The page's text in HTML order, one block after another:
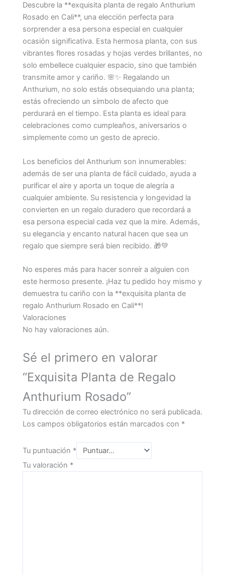
Descubre la **exquisita planta de regalo Anthurium
Rosado en Cali**, una elección perfecta para
sorprender a esa persona especial en cualquier
ocasión significativa. Esta hermosa planta, con sus
vibrantes flores rosadas y hojas verdes brillantes, no
solo embellece cualquier espacio, sino que también
transmite amor y cariño. 🌸✨ Regalando un
Anthurium, no solo estás obsequiando una planta;
estás ofreciendo un símbolo de afecto que
perdurará en el tiempo. Esta planta es ideal para
celebraciones como cumpleaños, aniversarios o
simplemente como un gesto de aprecio.
Los beneficios del Anthurium son innumerables:
además de ser una planta de fácil cuidado, ayuda a
purificar el aire y aporta un toque de alegría a
cualquier ambiente. Su resistencia y longevidad la
convierten en un regalo duradero que recordará a
esa persona especial cada vez que la mire. Además,
su elegancia y encanto natural hacen que sea un
regalo que siempre será bien recibido. 🎁💚
No esperes más para hacer sonreír a alguien con
este hermoso presente. ¡Haz tu pedido hoy mismo y
demuestra tu cariño con la **exquisita planta de
regalo Anthurium Rosado en Cali**!
Valoraciones
No hay valoraciones aún.
Sé el primero en valorar
“Exquisita Planta de Regalo
Anthurium Rosado”
Tu dirección de correo electrónico no será publicada.
Los campos obligatorios están marcados con *
Tu puntuación *
Tu valoración *